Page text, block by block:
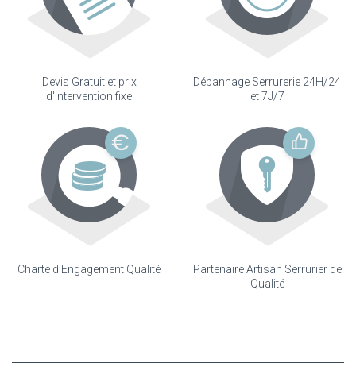
Devis Gratuit et prix
d'intervention fixe
Dépannage Serrurerie 24H/24
et 7J/7
Charte d'Engagement Qualité
Partenaire Artisan Serrurier de
Qualité